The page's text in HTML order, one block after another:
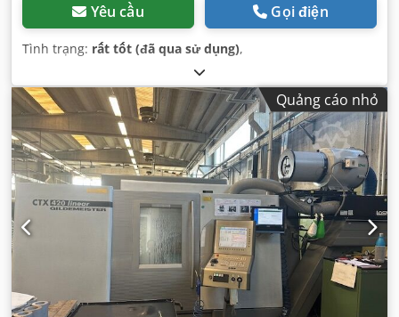
Yêu cầu Gọi điện
Tình trạng: rất tốt (đã qua sử dụng),
Quảng cáo nhỏ